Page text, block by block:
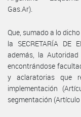
Gas.Ar).
Que, sumado a lo
la SECRETARÍA DE
además, la
encontrándose
y aclaratorias que
implementación
segmentación (Artículo